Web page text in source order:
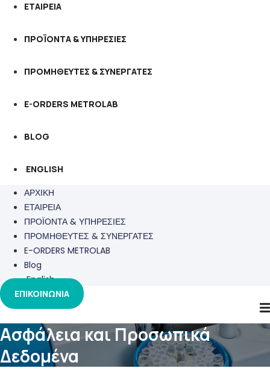
ΕΤΑΙΡΕΙΑ
ΠΡΟΪΟΝΤΑ & ΥΠΗΡΕΣΙΕΣ
ΠΡΟΜΗΘΕΥΤΕΣ & ΣΥΝΕΡΓΑΤΕΣ
E-ORDERS METROLAB
BLOG
ENGLISH
ΑΡΧΙΚΗ
ΕΤΑΙΡΕΙΑ
ΠΡΟΪΟΝΤΑ & ΥΠΗΡΕΣΙΕΣ
ΠΡΟΜΗΘΕΥΤΕΣ & ΣΥΝΕΡΓΑΤΕΣ
E-ORDERS METROLAB
Blog
English
ΕΠΙΚΟΙΝΩΝΙΑ
Ασφάλεια και Προσωπικά
Δεδομένα